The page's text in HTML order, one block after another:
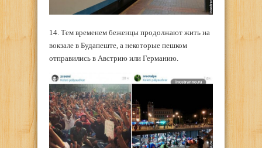
14. Тем временем беженцы продолжают жить на
вокзале в Будапеште, а некоторые пешком
отправились в Австрию или Германию.